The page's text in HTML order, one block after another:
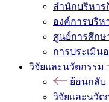
สำนักบริหาร
องค์การบริห
ศูนย์การศึกษ
การประเมิน
วิจัยและนวัตกรรม
ย้อนกลับ
วิจัยและนวัต